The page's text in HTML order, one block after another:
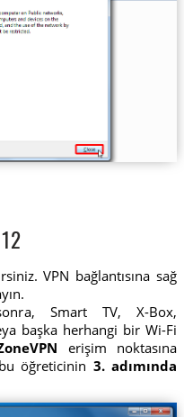
VPN bağlantısına sağ
Smart TV, X-Box,
başka herhangi bir Wi-Fi
erişim noktasına
öğreticinin 3. adımında